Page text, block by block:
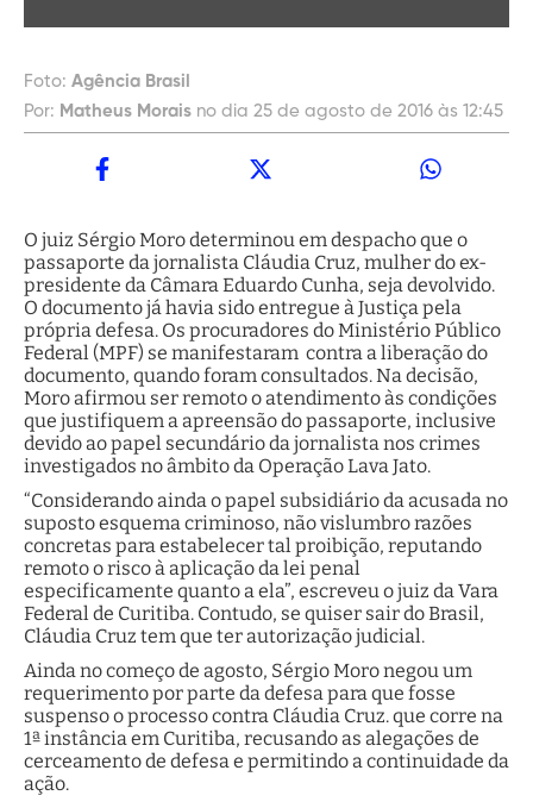
Foto: Agência Brasil
Por: Matheus Morais no dia 25 de agosto de 2016 às 12:45
O juiz Sérgio Moro determinou em despacho que o
passaporte da jornalista Cláudia Cruz, mulher do ex-
presidente da Câmara Eduardo Cunha, seja devolvido.
O documento já havia sido entregue à Justiça pela
própria defesa. Os procuradores do Ministério Público
Federal (MPF) se manifestaram contra a liberação do
documento, quando foram consultados. Na decisão,
Moro afirmou ser remoto o atendimento às condições
que justifiquem a apreensão do passaporte, inclusive
devido ao papel secundário da jornalista nos crimes
investigados no âmbito da Operação Lava Jato.
“Considerando ainda o papel subsidiário da acusada no
suposto esquema criminoso, não vislumbro razões
concretas para estabelecer tal proibição, reputando
remoto o risco à aplicação da lei penal
especificamente quanto a ela”, escreveu o juiz da Vara
Federal de Curitiba. Contudo, se quiser sair do Brasil,
Cláudia Cruz tem que ter autorização judicial.
Ainda no começo de agosto, Sérgio Moro negou um
requerimento por parte da defesa para que fosse
suspenso o processo contra Cláudia Cruz. que corre na
1ª instância em Curitiba, recusando as alegações de
cerceamento de defesa e permitindo a continuidade da
ação.